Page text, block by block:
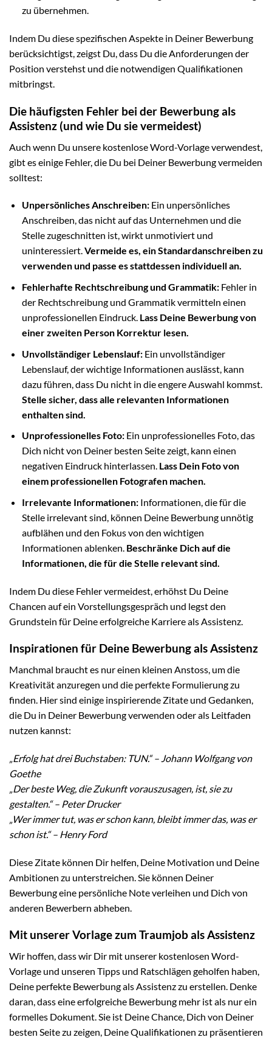
zu übernehmen.
Indem Du diese spezifischen Aspekte in Deiner Bewerbung
berücksichtigst, zeigst Du, dass Du die Anforderungen der
Position verstehst und die notwendigen Qualifikationen
mitbringst.
Die häufigsten Fehler bei der Bewerbung als
Assistenz (und wie Du sie vermeidest)
Auch wenn Du unsere kostenlose Word-Vorlage verwendest,
gibt es einige Fehler, die Du bei Deiner Bewerbung vermeiden
solltest:
Unpersönliches Anschreiben:Ein unpersönliches
Anschreiben, das nicht auf das Unternehmen und die
Stelle zugeschnitten ist, wirkt unmotiviert und
uninteressiert.Vermeide es, ein Standardanschreiben zu
verwenden und passe es stattdessen individuell an.
Fehlerhafte Rechtschreibung und Grammatik:Fehler in
der Rechtschreibung und Grammatik vermitteln einen
unprofessionellen Eindruck. Lass Deine Bewerbung von
einer zweiten Person Korrektur lesen.
Unvollständiger Lebenslauf:Ein unvollständiger
Lebenslauf, der wichtige Informationen auslässt, kann
dazu führen, dass Du nicht in die engere Auswahl kommst.
Stelle sicher, dass alle relevanten Informationen
enthalten sind.
Unprofessionelles Foto:Ein unprofessionelles Foto, das
Dich nicht von Deiner besten Seite zeigt, kann einen
negativen Eindruck hinterlassen. Lass Dein Foto von
einem professionellen Fotografen machen.
Irrelevante Informationen:Informationen, die für die
Stelle irrelevant sind, können Deine Bewerbung unnötig
aufblähen und den Fokus von den wichtigen
Informationen ablenken. Beschränke Dich auf die
Informationen, die für die Stelle relevant sind.
Indem Du diese Fehler vermeidest, erhöhst Du Deine
Chancen auf ein Vorstellungsgespräch und legst den
Grundstein für Deine erfolgreiche Karriere als Assistenz.
Inspirationen für Deine Bewerbung als Assistenz
Manchmal braucht es nur einen kleinen Anstoss, um die
Kreativität anzuregen und die perfekte Formulierung zu
finden. Hier sind einige inspirierende Zitate und Gedanken,
die Du in Deiner Bewerbung verwenden oder als Leitfaden
nutzen kannst:
„Erfolg hat drei Buchstaben: TUN.“ – Johann Wolfgang von
Goethe
„Der beste Weg, die Zukunft vorauszusagen, ist, sie zu
gestalten.“ – Peter Drucker
„Wer immer tut, was er schon kann, bleibt immer das, was er
schon ist.“ – Henry Ford
Diese Zitate können Dir helfen, Deine Motivation und Deine
Ambitionen zu unterstreichen. Sie können Deiner
Bewerbung eine persönliche Note verleihen und Dich von
anderen Bewerbern abheben.
Mit unserer Vorlage zum Traumjob als Assistenz
Wir hoffen, dass wir Dir mit unserer kostenlosen Word-
Vorlage und unseren Tipps und Ratschlägen geholfen haben,
Deine perfekte Bewerbung als Assistenz zu erstellen. Denke
daran, dass eine erfolgreiche Bewerbung mehr ist als nur ein
formelles Dokument. Sie ist Deine Chance, Dich von Deiner
besten Seite zu zeigen, Deine Qualifikationen zu präsentieren